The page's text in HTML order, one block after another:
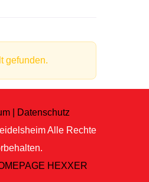
gefunden.
|
Datenschutz
Alle Rechte
HEXXER